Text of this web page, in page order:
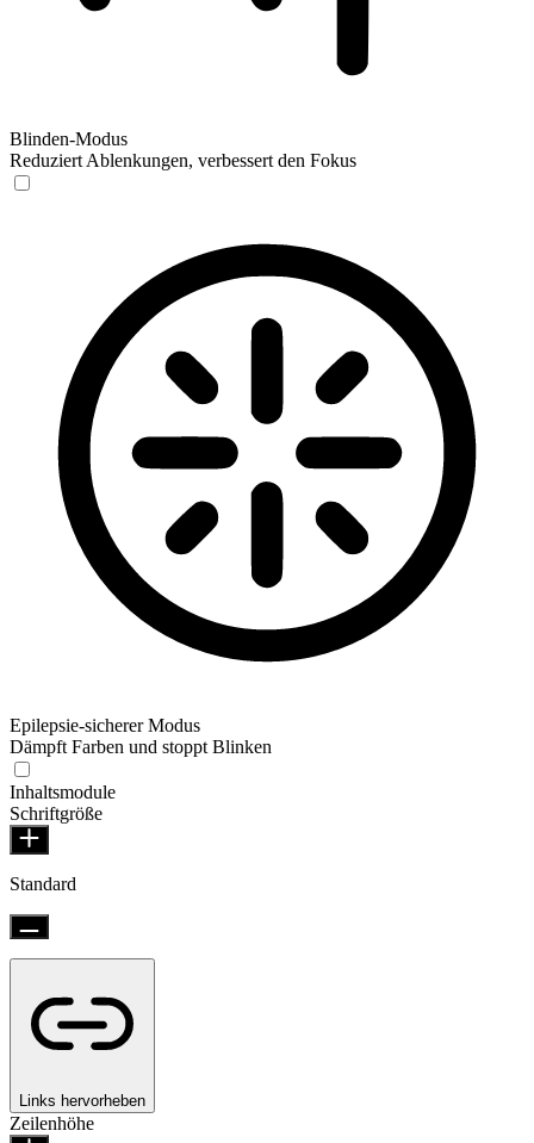
Blinden-Modus
Reduziert Ablenkungen, verbessert den Fokus
Epilepsie-sicherer Modus
Dämpft Farben und stoppt Blinken
Inhaltsmodule
Schriftgröße
Standard
Links hervorheben
Zeilenhöhe